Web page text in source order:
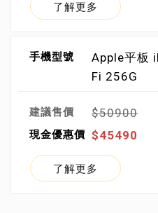
了解更多
Apple平板
Fi 256G
$50900
$45490
了解更多